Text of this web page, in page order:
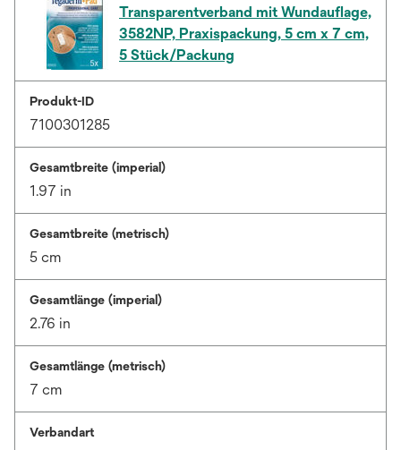
Transparentverband mit Wundauflage,
3582NP, Praxispackung, 5 cm x 7 cm,
5 Stück/Packung
Produkt-ID
7100301285
Gesamtbreite (imperial)
1.97 in
Gesamtbreite (metrisch)
5 cm
Gesamtlänge (imperial)
2.76 in
Gesamtlänge (metrisch)
7 cm
Verbandart